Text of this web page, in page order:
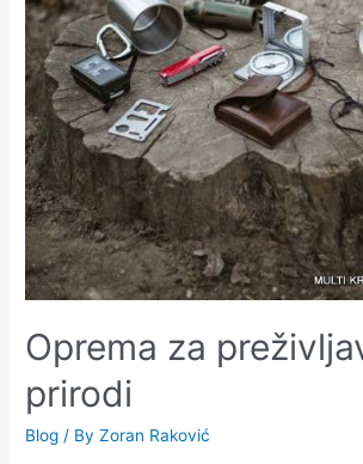
Oprema za
prirodi
Blog / ByZoran Raković